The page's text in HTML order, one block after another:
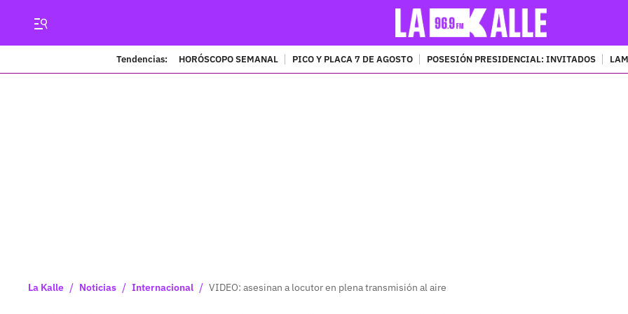
Tendencias: HORÓSCOPO SEMANAL PICO Y PLACA 7 DE AGOSTO POSESIÓN PRESIDENCIAL: INVITADOS
La Kalle / Noticias / Internacional / VIDEO: asesinan a locutor en plena transmisión al aire